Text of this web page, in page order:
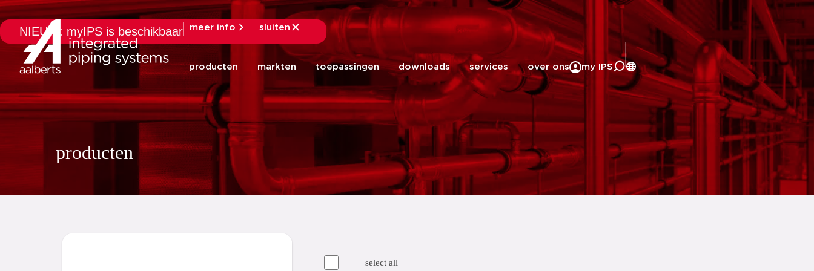
NIEUW: myIPS is beschikbaar meer info
sluiten
sluiten
producten markten toepassingen downloads services over ons
producten
select all